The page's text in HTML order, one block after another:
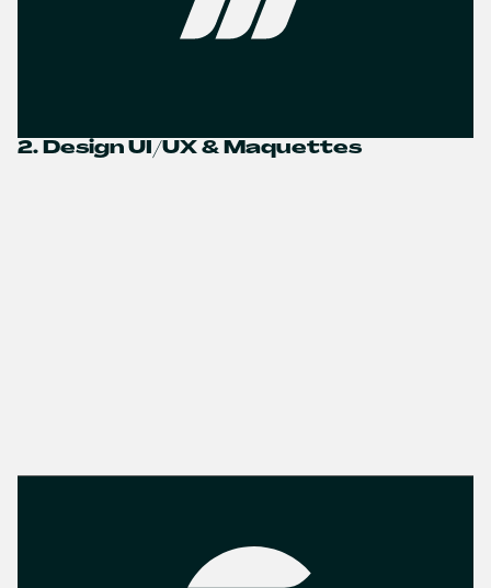
2. Design UI/UX & Maquettes